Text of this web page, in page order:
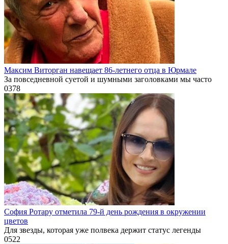
Максим Виторган навещает 86-летнего отца в Юрмале
За повседневной суетой и шумными заголовками мы часто
0378
София Ротару отметила 79-й день рождения в окружении
цветов
Для звезды, которая уже полвека держит статус легенды
0522